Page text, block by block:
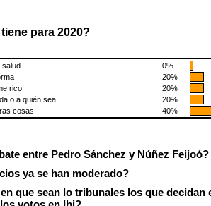
para 2020?
salud
0%
20%
rico
20%
o a quién sea
20%
cosas
40%
entre Pedro Sánchez y Núñez Feijoó?
ya se han moderado?
que sean lo tribunales los que decidan
votos en Ibi?